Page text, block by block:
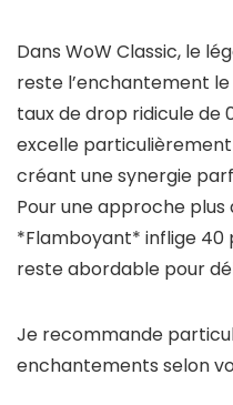
Dans WoW Classic, le
reste l’enchantement
taux de drop ridicule de
excelle
créant une synergie
Pour une approche
*Flamboyant* inflige 40
reste abordable pour
Je recommande
enchantements selon